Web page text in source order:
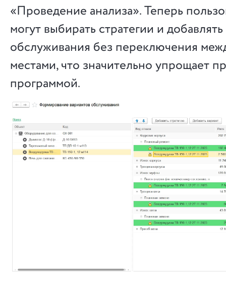
«Проведение анализа». Теперь
могут выбирать стратегии и
обслуживания без переключения
местами, что значительно упрощает
программой.